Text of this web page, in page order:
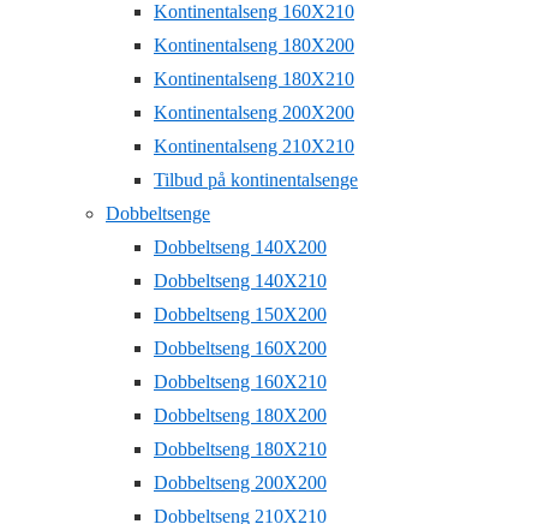
Kontinentalseng 160X210
Kontinentalseng 180X200
Kontinentalseng 180X210
Kontinentalseng 200X200
Kontinentalseng 210X210
Tilbud på kontinentalsenge
Dobbeltsenge
Dobbeltseng 140X200
Dobbeltseng 140X210
Dobbeltseng 150X200
Dobbeltseng 160X200
Dobbeltseng 160X210
Dobbeltseng 180X200
Dobbeltseng 180X210
Dobbeltseng 200X200
Dobbeltseng 210X210